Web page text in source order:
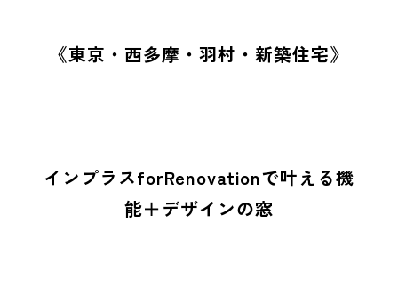
《東京・西多摩・羽村・新築住宅》
インプラスforRenovationで叶える機
能＋デザインの窓